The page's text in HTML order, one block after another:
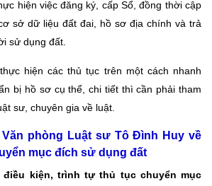
hiện việc đăng ký, cấp Sổ, đồng thời cập
sở dữ liệu đất đai, hồ sơ địa chính và trả
sử dụng đất.
hiện các thủ tục trên một cách nhanh
bị hồ sơ cụ thể, chi tiết thì cần phải tham
sư, chuyên gia về luật.
phòng Luật sư Tô Đình Huy về
mục đích sử dụng đất
điều kiện, trình tựthủ tục chuyển mục